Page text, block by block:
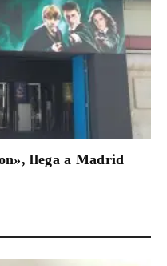
llega a Madrid